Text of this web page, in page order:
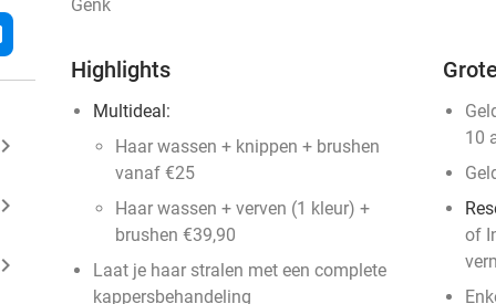
keyboard_arrow_right
keyboard_arrow_right
keyboard_arrow_right
Genk
Highlights
Multideal:
Haar wassen + knippen + brushen
vanaf €25
Haar wassen + verven (1 kleur) +
brushen €39,90
Laat je haar stralen met een complete
kappersbehandeling
10
of